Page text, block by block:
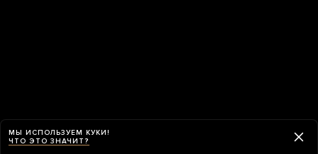
МЫ ИСПОЛЬЗУЕМ КУКИ!
ЧТО ЭТО ЗНАЧИТ?